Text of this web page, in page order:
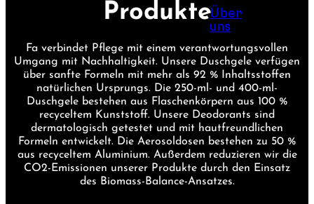
Über
uns
Produkte
Fa verbindet Pflege mit einem verantwortungsvollen
Umgang mit Nachhaltigkeit. Unsere Duschgele verfügen
über sanfte Formeln mit mehr als 92 % Inhaltsstoffen
natürlichen Ursprungs. Die 250-ml- und 400-ml-
Duschgele bestehen aus Flaschenkörpern aus 100 %
recyceltem Kunststoff. Unsere Deodorants sind
dermatologisch getestet und mit hautfreundlichen
Formeln entwickelt. Die Aerosoldosen bestehen zu 50 %
aus recyceltem Aluminium. Außerdem reduzieren wir die
CO2-Emissionen unserer Produkte durch den Einsatz
des Biomass-Balance-Ansatzes.